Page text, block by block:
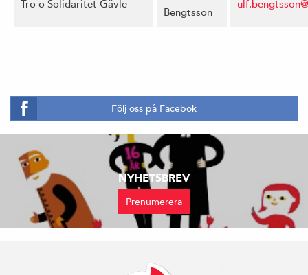
Tro o Solidaritet Gävle
Bengtsson
Följ oss på Facebok
NYHETSBREV
Prenumerera